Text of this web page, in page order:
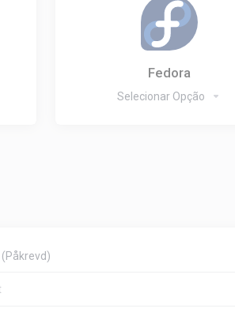
Fedora
Selecionar Opção
(Påkrevd)